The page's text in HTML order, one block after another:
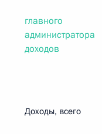
главного
администратора
доходов
Доходы, всего